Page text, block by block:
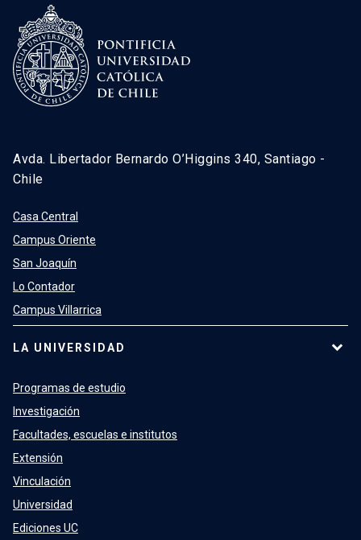
Avda. Libertador Bernardo O’Higgins 340, Santiago -
Chile
Casa Central
Campus Oriente
San Joaquín
Lo Contador
Campus Villarrica
LA UNIVERSIDAD
Programas de estudio
Investigación
Facultades, escuelas e institutos
Extensión
Vinculación
Universidad
Ediciones UC